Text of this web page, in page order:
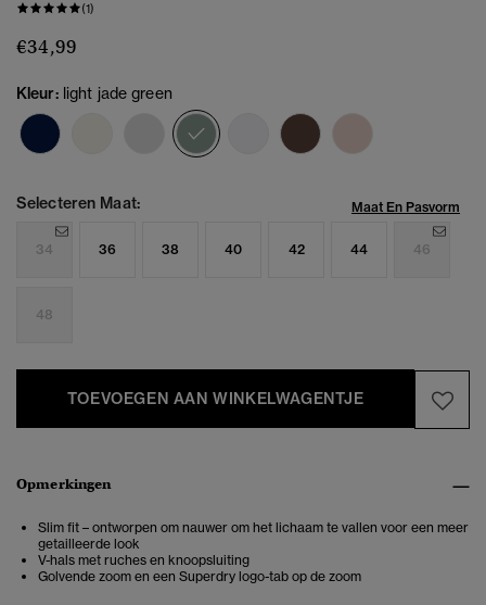
(1)
€34,99
Kleur: light jade green
geselecteerd
Selecteren Maat: Maat En Pasvorm
34 36 38 40 42 44 46
48
TOEVOEGEN AAN WINKELWAGENTJE
Opmerkingen
Slim fit – ontworpen om nauwer om het lichaam te vallen voor een meer
getailleerde look
V-hals met ruches en knoopsluiting
Golvende zoom en een Superdry logo-tab op de zoom